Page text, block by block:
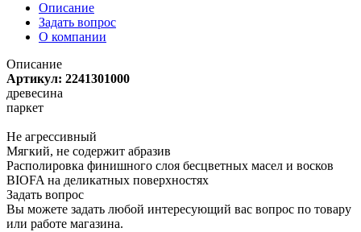
Описание
Задать вопрос
О компании
Описание
Артикул: 2241301000
древесина
паркет
Не агрессивный
Мягкий, не содержит абразив
Располировка финишного слоя бесцветных масел и восков
BIOFA на деликатных поверхностях
Задать вопрос
Вы можете задать любой интересующий вас вопрос по товару
или работе магазина.